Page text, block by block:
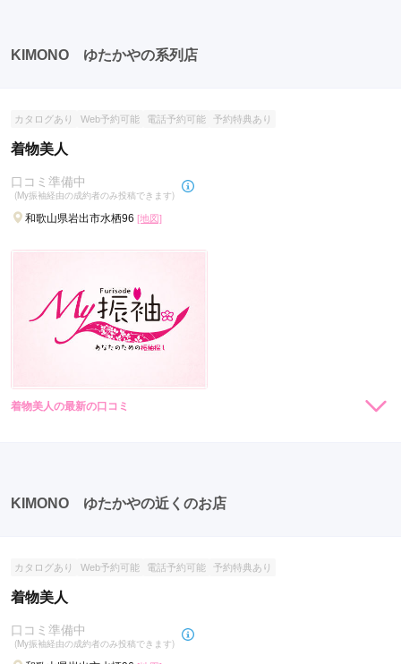
KIMONO ゆたかやの系列店
カタログあり Web予約可能 電話予約可能 予約特典あり
着物美人
口コミ準備中
(My振袖経由の成約者のみ投稿できます)
和歌山県岩出市水栖96 [地図]
着物美人の最新の口コミ
KIMONO ゆたかやの近くのお店
カタログあり Web予約可能 電話予約可能 予約特典あり
着物美人
口コミ準備中
(My振袖経由の成約者のみ投稿できます)